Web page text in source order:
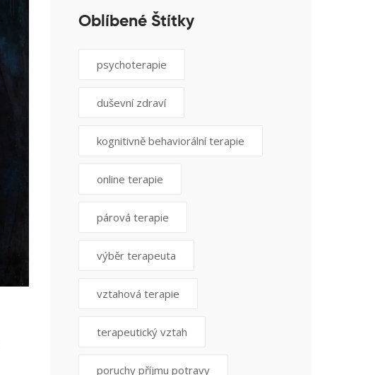
Oblíbené Štítky
psychoterapie
duševní zdraví
kognitivně behaviorální terapie
online terapie
párová terapie
výběr terapeuta
vztahová terapie
terapeutický vztah
poruchy příjmu potravy